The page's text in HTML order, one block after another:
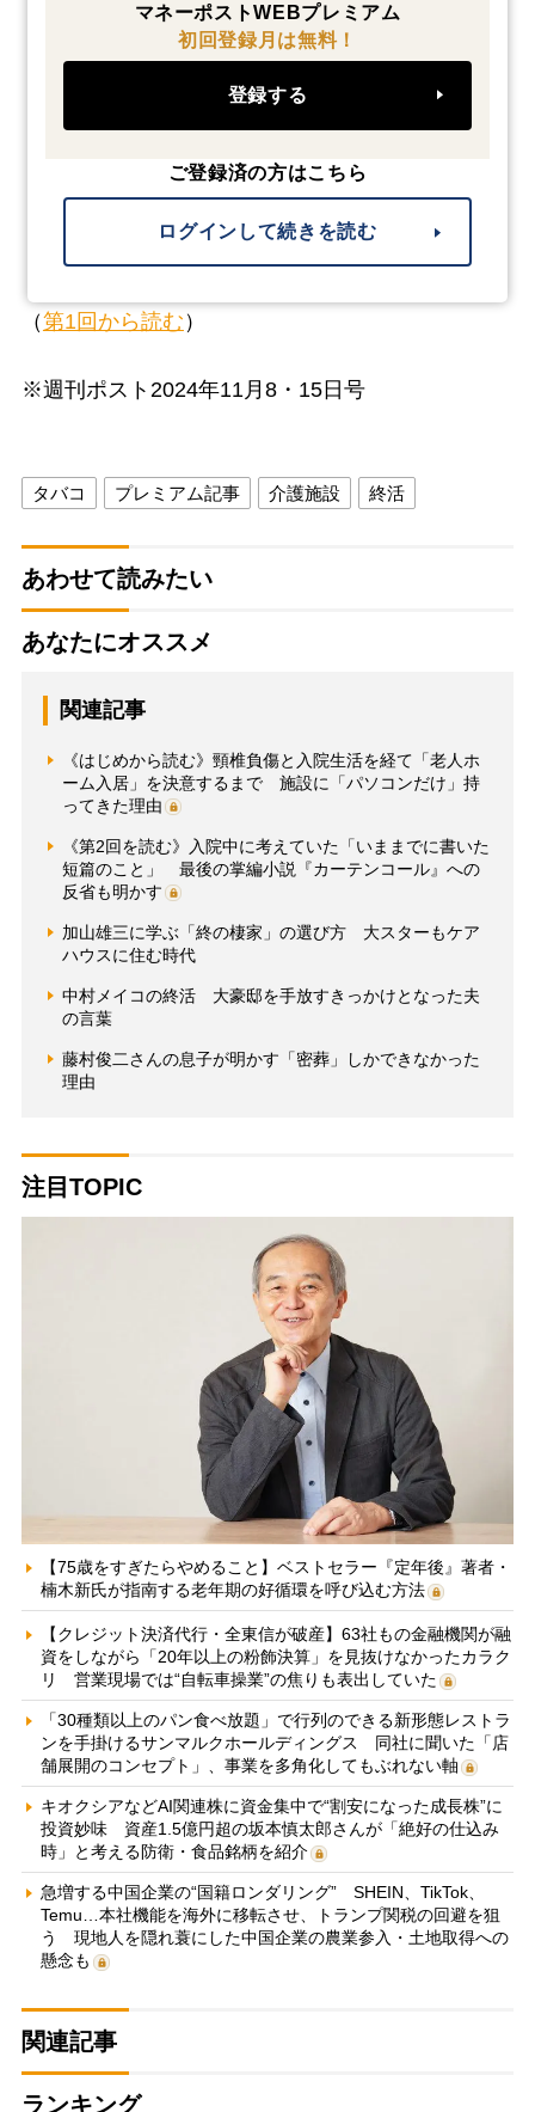
マネーポストWEBプレミアム
初回登録月は無料！
登録する
ご登録済の方はこちら
ログインして続きを読む
（第1回から読む ）
※週刊ポスト2024年11月8・15日号
タバコ プレミアム記事 介護施設 終活
あわせて読みたい
あなたにオススメ
関連記事
《はじめから読む》頸椎負傷と入院生活を経て「老人ホ
ーム入居」を決意するまで 施設に「パソコンだけ」持
ってきた理由
《第2回を読む》入院中に考えていた「いままでに書いた
短篇のこと」 最後の掌編小説『カーテンコール』への
反省も明かす
加山雄三に学ぶ「終の棲家」の選び方 大スターもケア
ハウスに住む時代
中村メイコの終活 大豪邸を手放すきっかけとなった夫
の言葉
藤村俊二さんの息子が明かす「密葬」しかできなかった
理由
注目TOPIC
【75歳をすぎたらやめること】ベストセラー『定年後』著者・
楠木新氏が指南する老年期の好循環を呼び込む方法
【クレジット決済代行・全東信が破産】63社もの金融機関が融
資をしながら「20年以上の粉飾決算」を見抜けなかったカラク
リ 営業現場では“自転車操業”の焦りも表出していた
「30種類以上のパン食べ放題」で行列のできる新形態レストラ
ンを手掛けるサンマルクホールディングス 同社に聞いた「店
舗展開のコンセプト」、事業を多角化してもぶれない軸
キオクシアなどAI関連株に資金集中で“割安になった成長株”に
投資妙味 資産1.5億円超の坂本慎太郎さんが「絶好の仕込み
時」と考える防衛・食品銘柄を紹介
急増する中国企業の“国籍ロンダリング” SHEIN、TikTok、
Temu…本社機能を海外に移転させ、トランプ関税の回避を狙
う 現地人を隠れ蓑にした中国企業の農業参入・土地取得への
懸念も
関連記事
ランキング